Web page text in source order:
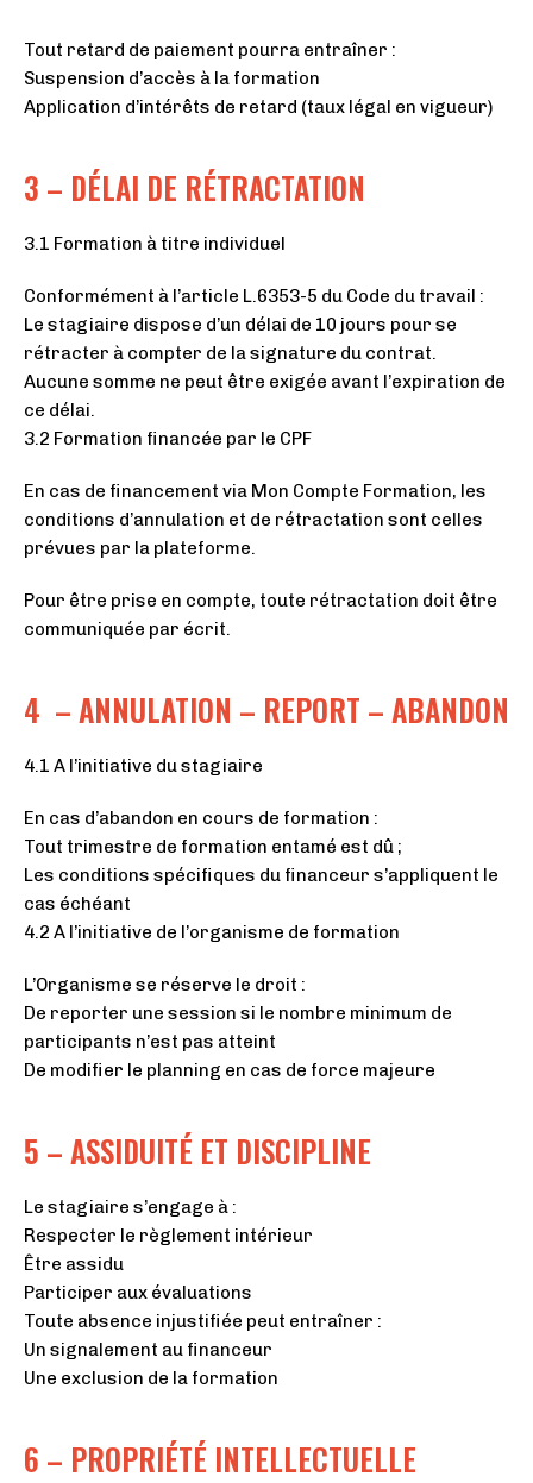
Tout retard de paiement pourra entraîner :
Suspension d’accès à la formation
Application d’intérêts de retard (taux légal en vigueur)
3 – DÉLAI DE RÉTRACTATION
3.1 Formation à titre individuel
Conformément à l’article L.6353-5 du Code du travail :
Le stagiaire dispose d’un délai de 10 jours pour se
rétracter à compter de la signature du contrat.
Aucune somme ne peut être exigée avant l’expiration de
ce délai.
3.2 Formation financée par le CPF
En cas de financement via Mon Compte Formation, les
conditions d’annulation et de rétractation sont celles
prévues par la plateforme.
Pour être prise en compte, toute rétractation doit être
communiquée par écrit.
4 – ANNULATION – REPORT – ABANDON
4.1 A l’initiative du stagiaire
En cas d’abandon en cours de formation :
Tout trimestre de formation entamé est dû ;
Les conditions spécifiques du financeur s’appliquent le
cas échéant
4.2 A l’initiative de l’organisme de formation
L’Organisme se réserve le droit :
De reporter une session si le nombre minimum de
participants n’est pas atteint
De modifier le planning en cas de force majeure
5 – ASSIDUITÉ ET DISCIPLINE
Le stagiaire s’engage à :
Respecter le règlement intérieur
Être assidu
Participer aux évaluations
Toute absence injustifiée peut entraîner :
Un signalement au financeur
Une exclusion de la formation
6 – PROPRIÉTÉ INTELLECTUELLE